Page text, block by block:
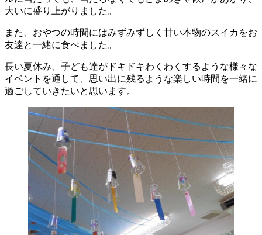
大いに盛り上がりました。
また、おやつの時間にはみずみずしく甘い本物のスイカをお
友達と一緒に食べました。
長い夏休み、子ども達がドキドキわくわくするような様々な
イベントを通して、思い出に残るような楽しい時間を一緒に
過ごしていきたいと思います。